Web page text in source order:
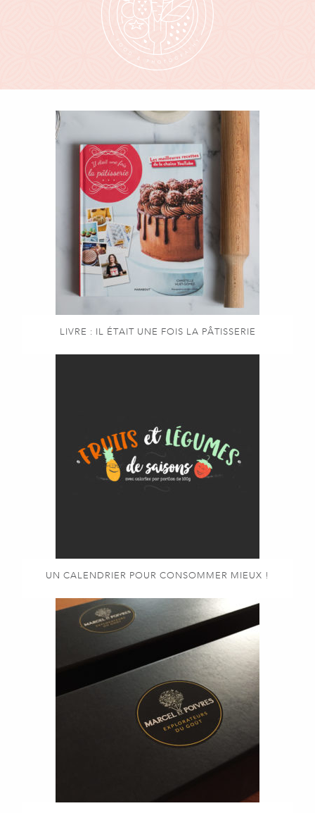
LIVRE : IL ÉTAIT UNE FOIS LA PÂTISSERIE
UN CALENDRIER POUR CONSOMMER MIEUX !